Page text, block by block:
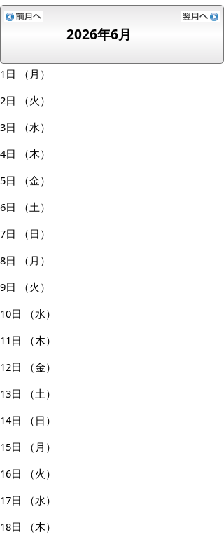
2026年6月
1日
（月）
2日
（火）
3日
（水）
4日
（木）
5日
（金）
6日
（土）
7日
（日）
8日
（月）
9日
（火）
10日
（水）
11日
（木）
12日
（金）
13日
（土）
14日
（日）
15日
（月）
16日
（火）
17日
（水）
18日
（木）